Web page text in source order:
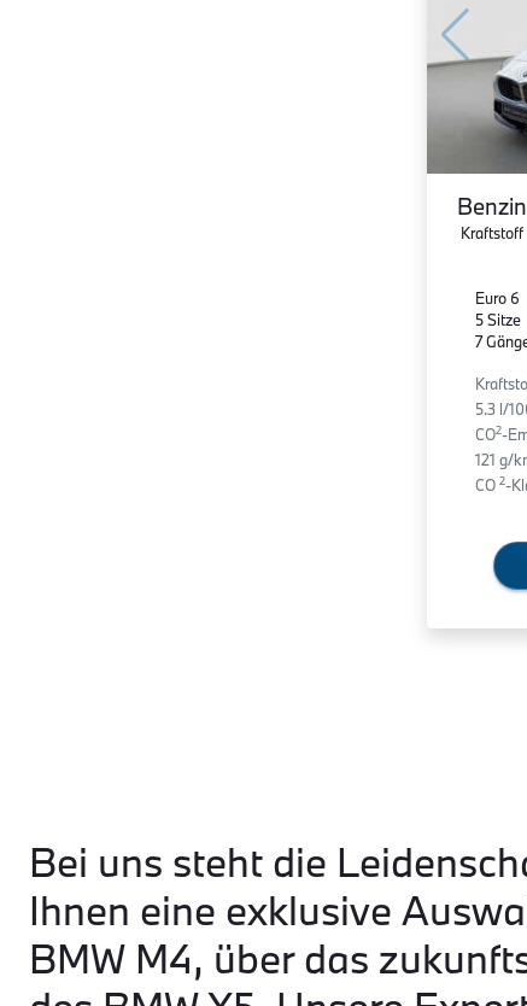
Benzin
Kraftstoff
Euro 6
5 Sitze
7
5.3 l/
CO2-
121 g/
CO 2-
Bei uns steht die
Ihnen eine exklusive
BMW M4, über das